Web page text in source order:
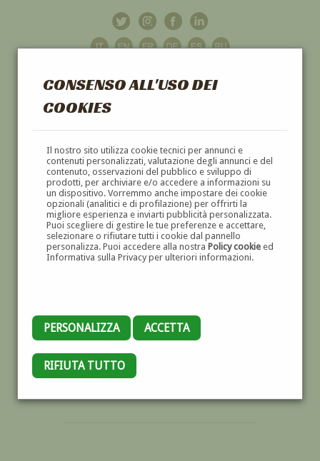
CONSENSO ALL'USO DEI
COOKIES
Il nostro sito utilizza cookie tecnici per annunci e
contenuti personalizzati, valutazione degli annunci e del
contenuto, osservazioni del pubblico e sviluppo di
prodotti, per archiviare e/o accedere a informazioni su
un dispositivo. Vorremmo anche impostare dei cookie
opzionali (analitici e di profilazione) per offrirti la
migliore esperienza e inviarti pubblicità personalizzata.
Puoi scegliere di gestire le tue preferenze e accettare,
selezionare o rifiutare tutti i cookie dal pannello
personalizza. Puoi accedere alla nostra Policy cookieed
Informativa sulla Privacy per ulteriori informazioni.
PERSONALIZZA ACCETTA
RIFIUTA TUTTO
GALLERIAD'ARTE
DIPINTI E SCULTURE '800 E '900